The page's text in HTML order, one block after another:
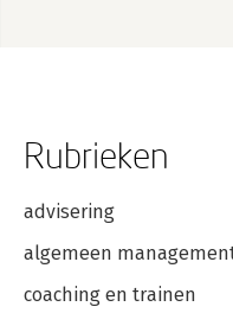
Rubrieken
advisering
algemeen
coaching en trainen